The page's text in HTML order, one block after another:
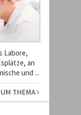
Labore,
an
und ...
THEMA